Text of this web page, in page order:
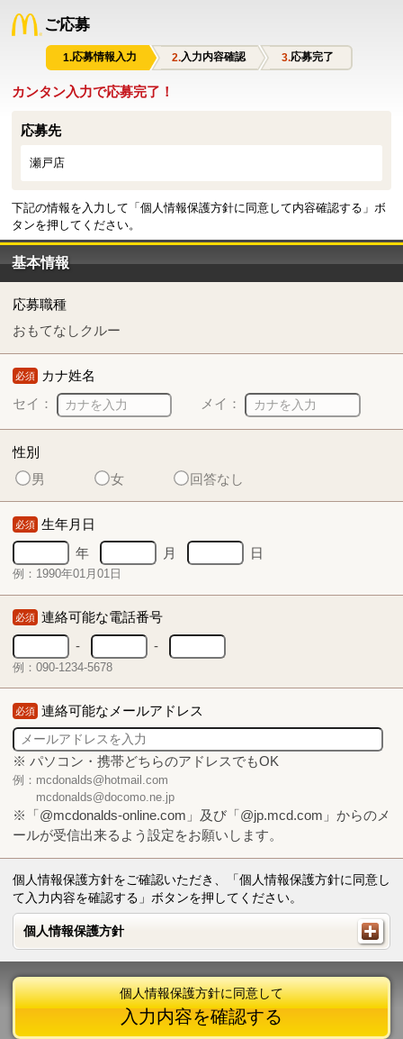
ご応募
応募情報入力 入力内容確認 応募完了
カンタン入力で応募完了！
応募先
瀬戸店
下記の情報を入力して「個人情報保護方針に同意して内容確認する」ボ
タンを押してください。
基本情報
応募職種
おもてなしクルー
必須 カナ姓名
セイ：
メイ：
性別
男
女 回答なし
必須 生年月日
年
月 日
例：1990年01月01日
必須 連絡可能な電話番号
-
-
例：090-1234-5678
必須 連絡可能なメールアドレス
※ パソコン・携帯どちらのアドレスでもOK
例：mcdonalds@hotmail.com
mcdonalds@docomo.ne.jp
※「@mcdonalds-online.com」及び「@jp.mcd.com」からのメ
ールが受信出来るよう設定をお願いします。
個人情報保護方針をご確認いただき、「個人情報保護方針に同意し
て入力内容を確認する」ボタンを押してください。
個人情報保護方針
個人情報保護方針
個人情報保護方針に同意して
入力内容を確認する